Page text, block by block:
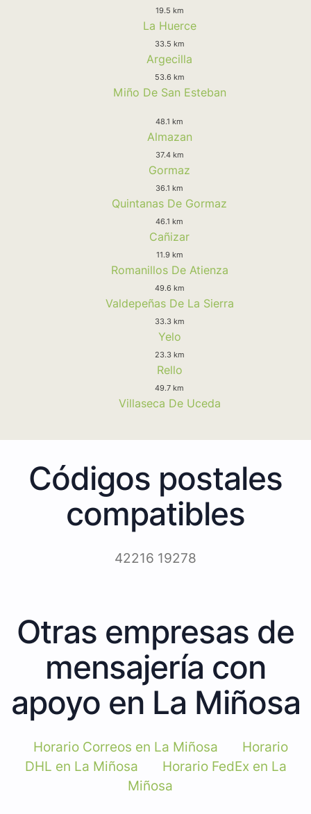
19.5 km
La Huerce
33.5 km
Argecilla
53.6 km
Miño De San Esteban
48.1 km
Almazan
37.4 km
Gormaz
36.1 km
Quintanas De Gormaz
46.1 km
Cañizar
11.9 km
Romanillos De Atienza
49.6 km
Valdepeñas De La Sierra
33.3 km
Yelo
23.3 km
Rello
49.7 km
Villaseca De Uceda
Códigos postales
compatibles
42216 19278
Otras empresas de
mensajería con
apoyo en La Miñosa
Horario Correos en La Miñosa
Horario
DHL en La Miñosa
Horario FedEx en La
Miñosa